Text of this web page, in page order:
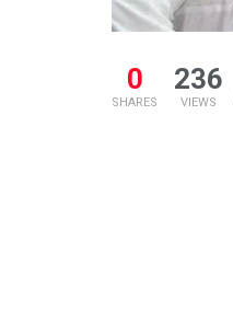
0
SHARES
236
VIEWS